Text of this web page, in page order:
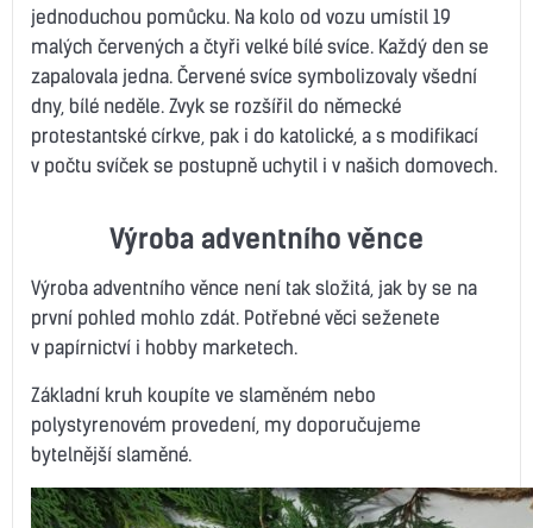
jednoduchou pomůcku. Na kolo od vozu umístil 19
malých červených a čtyři velké bílé svíce. Každý den se
zapalovala jedna. Červené svíce symbolizovaly všední
dny, bílé neděle. Zvyk se rozšířil do německé
protestantské církve, pak i do katolické, a s modifikací
v počtu svíček se postupně uchytil i v našich domovech.
Výroba adventního věnce
Výroba adventního věnce není tak složitá, jak by se na
první pohled mohlo zdát. Potřebné věci seženete
v papírnictví i hobby marketech.
Základní kruh koupíte ve slaměném nebo
polystyrenovém provedení, my doporučujeme
bytelnější slaměné.